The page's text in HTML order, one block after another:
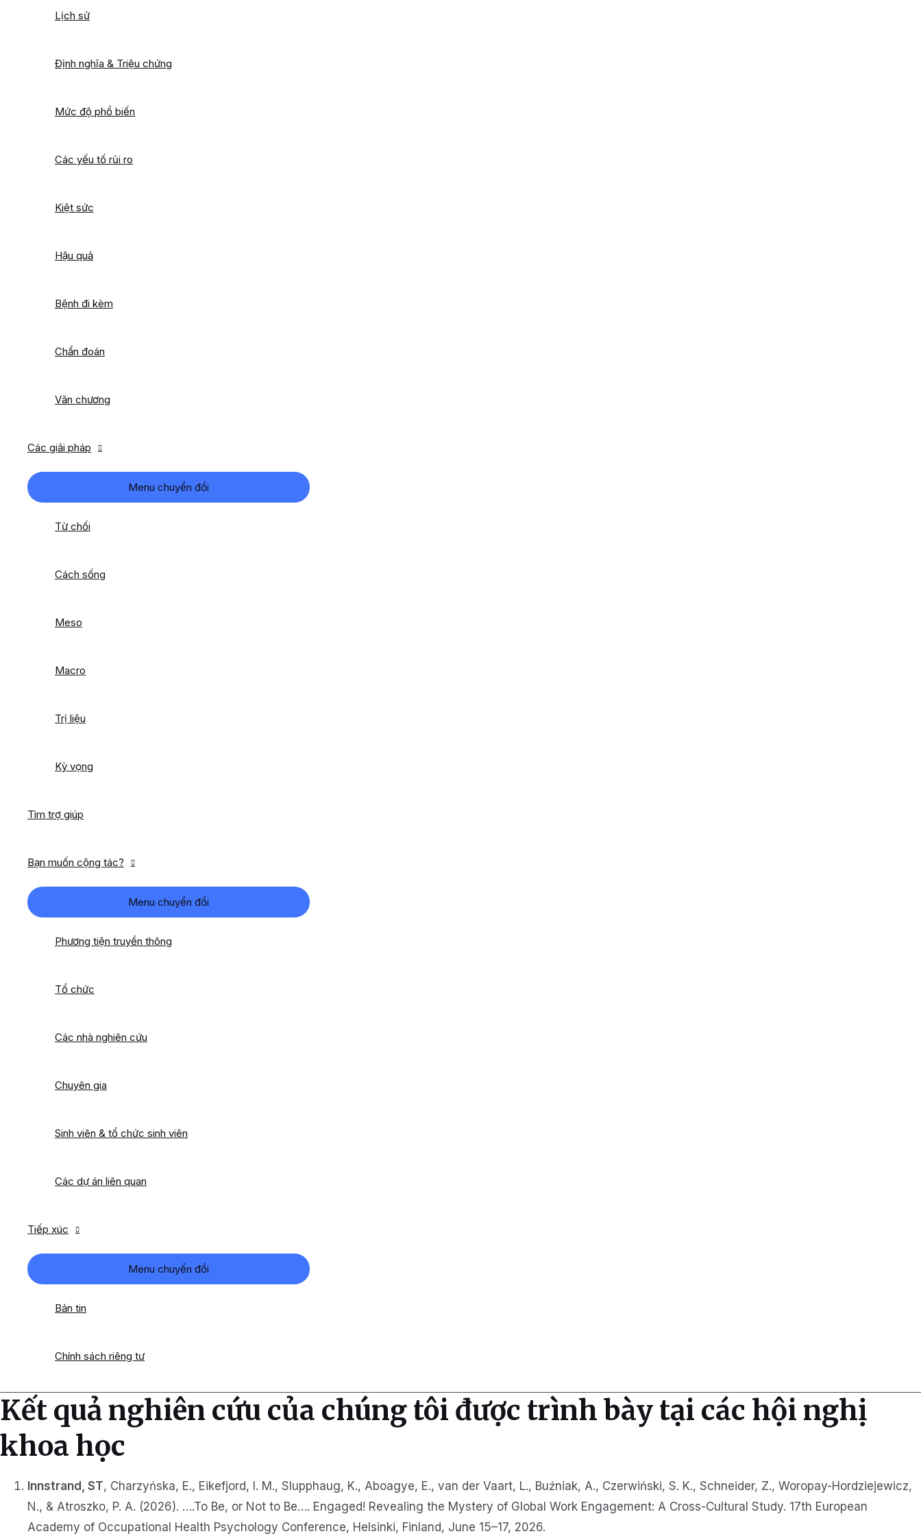
Lịch sử
Định nghĩa & Triệu chứng
Mức độ phổ biến
Các yếu tố rủi ro
Kiệt sức
Hậu quả
Bệnh đi kèm
Chẩn đoán
Văn chương
Các giải pháp
Menu chuyển đổi
Từ chối
Cách sống
Meso
Macro
Trị liệu
Kỳ vọng
Tìm trợ giúp
Bạn muốn cộng tác?
Menu chuyển đổi
Phương tiện truyền thông
Tổ chức
Các nhà nghiên cứu
Chuyên gia
Sinh viên & tổ chức sinh viên
Các dự án liên quan
Tiếp xúc
Menu chuyển đổi
Bản tin
Chính sách riêng tư
Kết quả nghiên cứu của chúng tôi được trình bày tại các hội nghị
khoa học
Innstrand, ST, Charzyńska, E., Eikefjord, I. M., Slupphaug, K., Aboagye, E., van der Vaart, L., Buźniak, A., Czerwiński, S. K., Schneider, Z., Woropay-Hordziejewicz,
N., & Atroszko, P. A. (2026). ….To Be, or Not to Be…. Engaged! Revealing the Mystery of Global Work Engagement: A Cross-Cultural Study. 17th European
Academy of Occupational Health Psychology Conference, Helsinki, Finland, June 15–17, 2026.